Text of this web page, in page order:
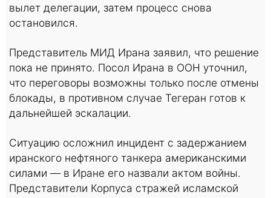
вылет делегации, затем процесс снова
остановился.
Представитель МИД Ирана заявил, что решение
пока не принято. Посол Ирана в ООН уточнил,
что переговоры возможны только после отмены
блокады, в противном случае Тегеран готов к
дальнейшей эскалации.
Ситуацию осложнил инцидент с задержанием
иранского нефтяного танкера американскими
силами — в Иране его назвали актом войны.
Представители Корпуса стражей исламской